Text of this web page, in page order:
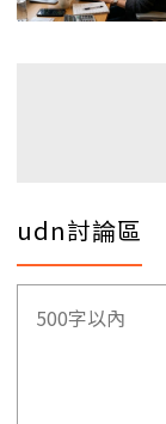
udn討論區